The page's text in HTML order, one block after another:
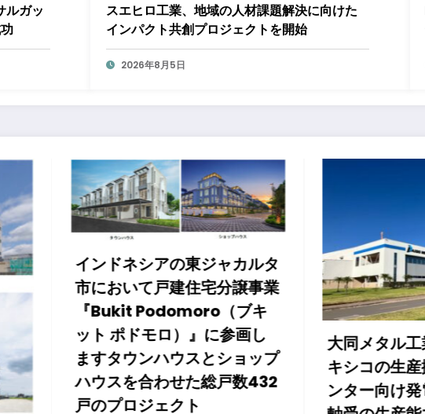
ルガッ
スエヒロ工業、地域の人材課題解決に向けた
インパクト共創プロジェクトを開始
2026年8月5日
インドネシアの東ジャカルタ
市において戸建住宅分譲事業
『Bukit Podomoro（ブキ
ット ポドモロ）』に参画し
ますタウンハウスとショップ
ハウスを合わせた総戸数432
戸のプロジェクト
大同メタル工業株
キシコの生産拠点
ンター向け発電機